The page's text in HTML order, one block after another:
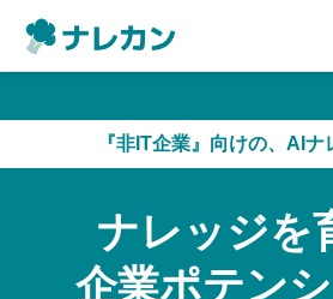
AI機能
ご利用企業様の声
『非IT企業』向けの、AI
ナレッジを
企業ポテン